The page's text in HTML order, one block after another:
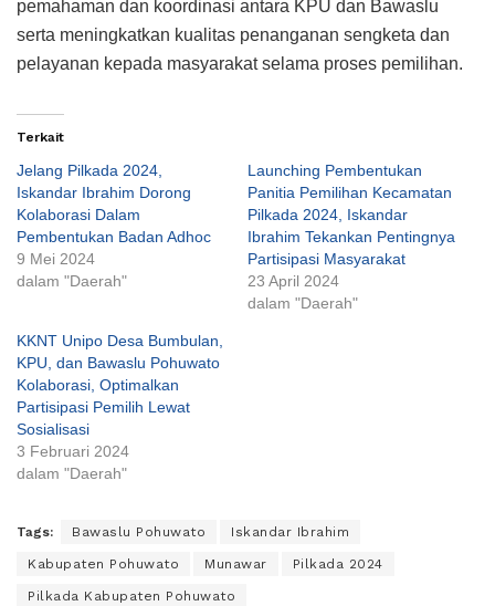
pemahaman dan koordinasi antara KPU dan Bawaslu
serta meningkatkan kualitas penanganan sengketa dan
pelayanan kepada masyarakat selama proses pemilihan.
Terkait
Jelang Pilkada 2024,
Iskandar Ibrahim Dorong
Kolaborasi Dalam
Pembentukan Badan Adhoc
9 Mei 2024
dalam "Daerah"
Launching Pembentukan
Panitia Pemilihan Kecamatan
Pilkada 2024, Iskandar
Ibrahim Tekankan Pentingnya
Partisipasi Masyarakat
23 April 2024
dalam "Daerah"
KKNT Unipo Desa Bumbulan,
KPU, dan Bawaslu Pohuwato
Kolaborasi, Optimalkan
Partisipasi Pemilih Lewat
Sosialisasi
3 Februari 2024
dalam "Daerah"
Tags: Bawaslu Pohuwato Iskandar Ibrahim
Kabupaten Pohuwato Munawar Pilkada 2024
Pilkada Kabupaten Pohuwato